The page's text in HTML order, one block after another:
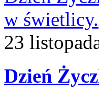
23
Dzień